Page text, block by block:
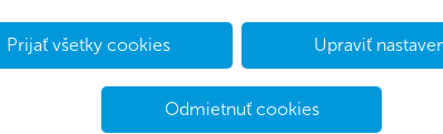
Prijať všetky cookies Upraviť
Odmietnuť cookies